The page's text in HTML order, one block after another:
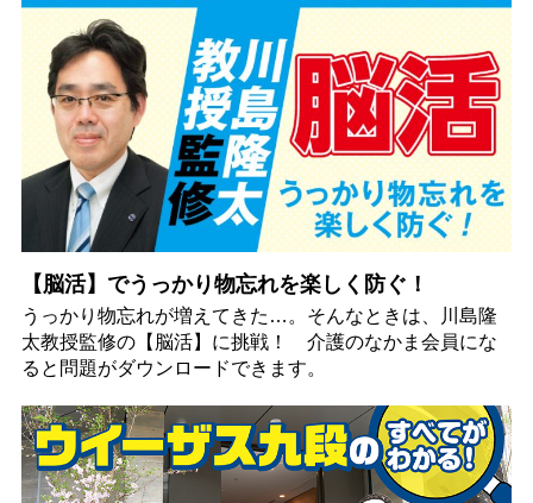
【脳活】でうっかり物忘れを楽しく防ぐ！
うっかり物忘れが増えてきた…。そんなときは、川島隆
太教授監修の【脳活】に挑戦！ 介護のなかま会員にな
ると問題がダウンロードできます。